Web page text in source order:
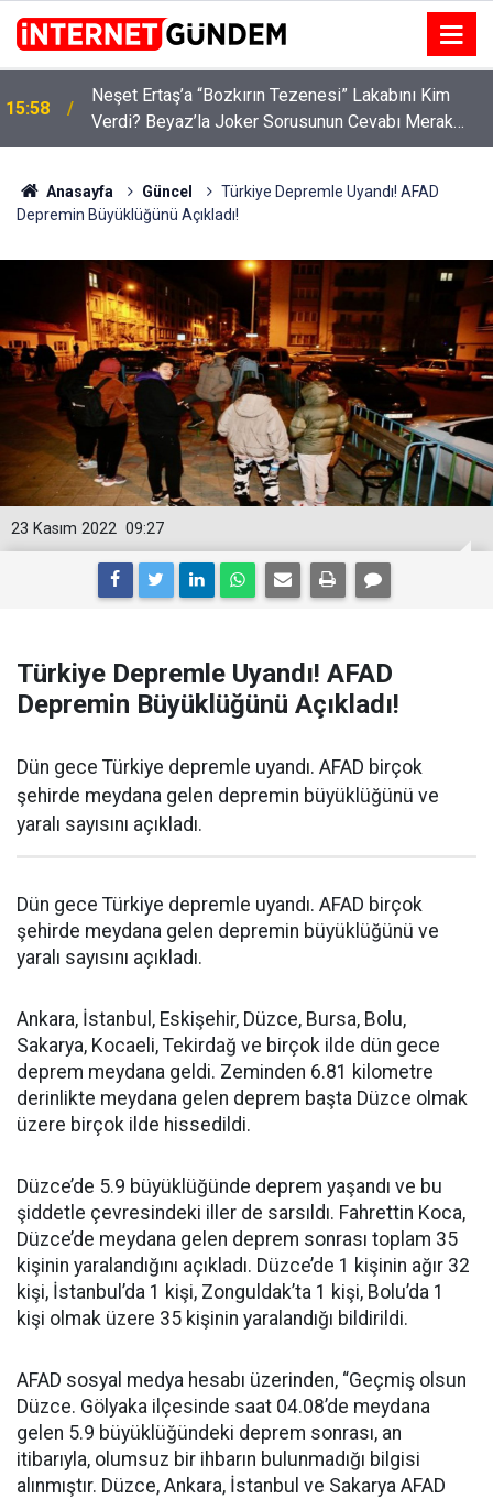
15:58
Neşet Ertaş’a “Bozkırın Tezenesi” Lakabını Kim
Verdi? Beyaz’la Joker Sorusunun Cevabı Merak
Edildi
Anasayfa Güncel
Türkiye Depremle Uyandı! AFAD
Depremin Büyüklüğünü Açıkladı!
09:27
23 Kasım 2022
Türkiye Depremle Uyandı! AFAD
Depremin Büyüklüğünü Açıkladı!
Dün gece Türkiye depremle uyandı. AFAD birçok
şehirde meydana gelen depremin büyüklüğünü ve
yaralı sayısını açıkladı.
Dün gece Türkiye depremle uyandı. AFAD birçok
şehirde meydana gelen depremin büyüklüğünü ve
yaralı sayısını açıkladı.
Ankara, İstanbul, Eskişehir, Düzce, Bursa, Bolu,
Sakarya, Kocaeli, Tekirdağ ve birçok ilde dün gece
deprem meydana geldi. Zeminden 6.81 kilometre
derinlikte meydana gelen deprem başta Düzce olmak
üzere birçok ilde hissedildi.
Düzce’de 5.9 büyüklüğünde deprem yaşandı ve bu
şiddetle çevresindeki iller de sarsıldı. Fahrettin Koca,
Düzce’de meydana gelen deprem sonrası toplam 35
kişinin yaralandığını açıkladı. Düzce’de 1 kişinin ağır 32
kişi, İstanbul’da 1 kişi, Zonguldak’ta 1 kişi, Bolu’da 1
kişi olmak üzere 35 kişinin yaralandığı bildirildi.
AFAD sosyal medya hesabı üzerinden, “Geçmiş olsun
Düzce. Gölyaka ilçesinde saat 04.08’de meydana
gelen 5.9 büyüklüğündeki deprem sonrası, an
itibarıyla, olumsuz bir ihbarın bulunmadığı bilgisi
alınmıştır. Düzce, Ankara, İstanbul ve Sakarya AFAD